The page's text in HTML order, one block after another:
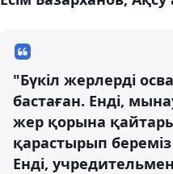
"Бүкіл жерлерді
бастаған. Енді,
жер қорына
қарастырып
Енді,